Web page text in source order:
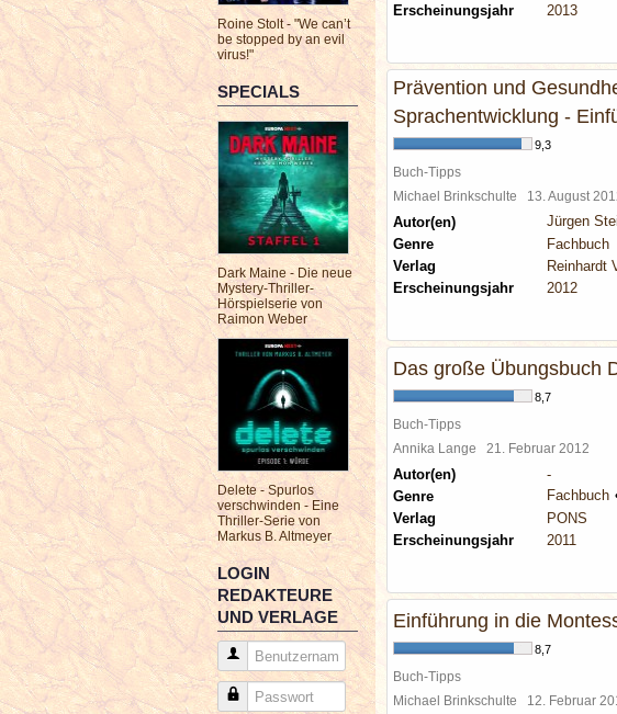
Roine Stolt - "We can’t
be stopped by an evil
virus!"
SPECIALS
Dark Maine - Die neue
Mystery-Thriller-
Hörspielserie von
Raimon Weber
Delete - Spurlos
verschwinden - Eine
Thriller-Serie von
Markus B. Altmeyer
LOGIN
REDAKTEURE
UND VERLAGE
Benutzername
Passwort
Erscheinungsjahr
2013
Prävention und
Sprachentwicklung -
9,3
Buch-Tipps
Michael Brinkschulte 13. August
Autor(en) Jürgen
Genre
Fachbuch
Verlag
Reinhardt
Erscheinungsjahr
2012
Das große Übungsbuch
8,7
Buch-Tipps
Annika Lange 21. Februar 2012
Autor(en)
-
Genre
Fachbuch
Verlag
PONS
Erscheinungsjahr
2011
Einführung in die
8,7
Buch-Tipps
Michael Brinkschulte 12. Februar